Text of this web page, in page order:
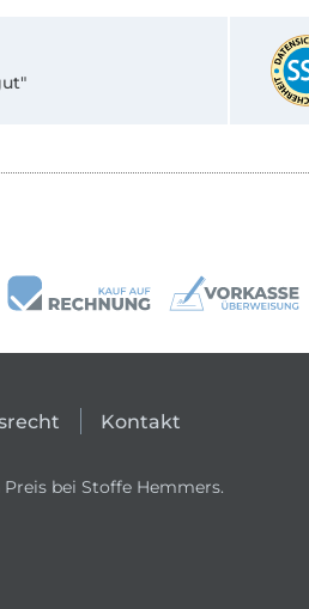
Kontakt
bei Stoffe Hemmers.